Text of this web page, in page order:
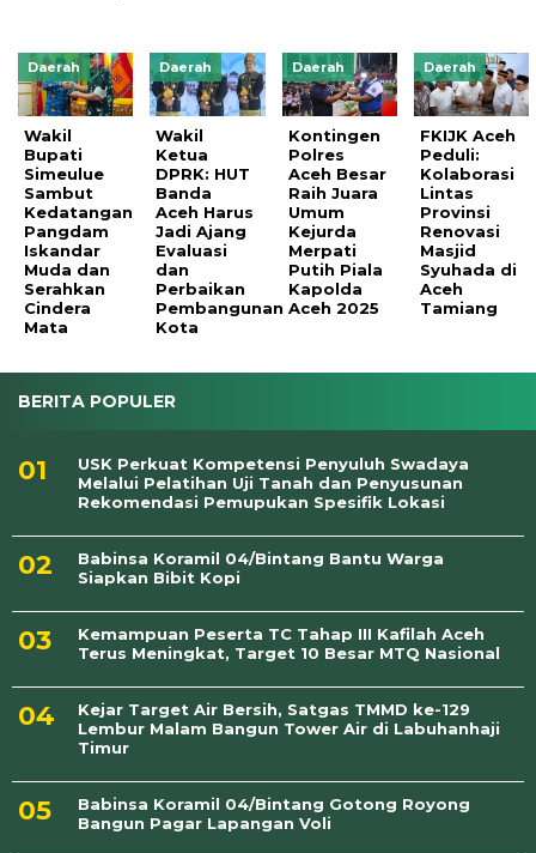
Daerah
Wakil
Bupati
Simeulue
Sambut
Kedatangan
Pangdam
Iskandar
Muda dan
Serahkan
Cindera
Mata
Daerah
Wakil
Ketua
DPRK: HUT
Banda
Aceh Harus
Jadi Ajang
Evaluasi
dan
Perbaikan
Pembangunan
Kota
Daerah
Kontingen
Polres
Aceh Besar
Raih Juara
Umum
Kejurda
Merpati
Putih Piala
Kapolda
Aceh 2025
Daerah
FKIJK Aceh
Peduli:
Kolaborasi
Lintas
Provinsi
Renovasi
Masjid
Syuhada di
Aceh
Tamiang
BERITA POPULER
USK Perkuat Kompetensi Penyuluh Swadaya
Melalui Pelatihan Uji Tanah dan Penyusunan
Rekomendasi Pemupukan Spesifik Lokasi
Babinsa Koramil 04/Bintang Bantu Warga
Siapkan Bibit Kopi
Kemampuan Peserta TC Tahap III Kafilah Aceh
Terus Meningkat, Target 10 Besar MTQ Nasional
Kejar Target Air Bersih, Satgas TMMD ke-129
Lembur Malam Bangun Tower Air di Labuhanhaji
Timur
Babinsa Koramil 04/Bintang Gotong Royong
Bangun Pagar Lapangan Voli